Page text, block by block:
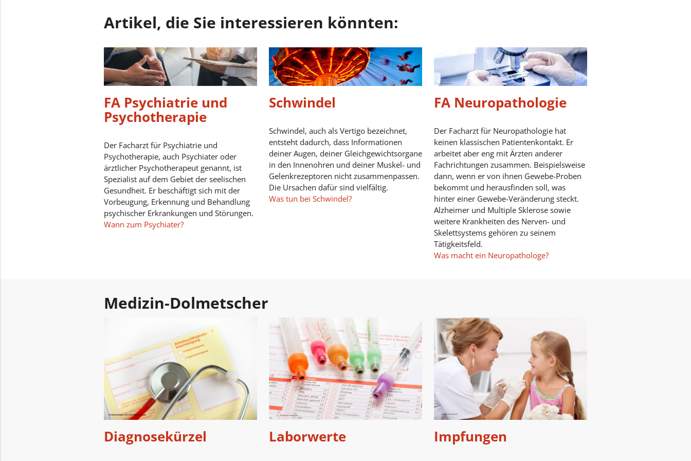
Artikel, die Sie interessieren könnten:
FA Psychiatrie und
Psychotherapie
Der Facharzt für Psychiatrie und
Psychotherapie, auch Psychiater oder
ärztlicher Psychotherapeut genannt, ist
Spezialist auf dem Gebiet der seelischen
Gesundheit. Er beschäftigt sich mit der
Vorbeugung, Erkennung und Behandlung
psychischer Erkrankungen und Störungen.
Wann zum Psychiater?
Schwindel
Schwindel, auch als Vertigo bezeichnet,
entsteht dadurch, dass Informationen
deiner Augen, deiner Gleichgewichtsorgane
in den Innenohren und deiner Muskel- und
Gelenkrezeptoren nicht zusammenpassen.
Die Ursachen dafür sind vielfältig.
Was tun bei Schwindel?
FA Neuropathologie
Der Facharzt für Neuropathologie hat
keinen klassischen Patientenkontakt. Er
arbeitet aber eng mit Ärzten anderer
Fachrichtungen zusammen. Beispielsweise
dann, wenn er von ihnen Gewebe-Proben
bekommt und herausfinden soll, was
hinter einer Gewebe-Veränderung steckt.
Alzheimer und Multiple Sklerose sowie
weitere Krankheiten des Nerven- und
Skelettsystems gehören zu seinem
Tätigkeitsfeld.
Was macht ein Neuropathologe?
Medizin-Dolmetscher
Diagnosekürzel Laborwerte Impfungen